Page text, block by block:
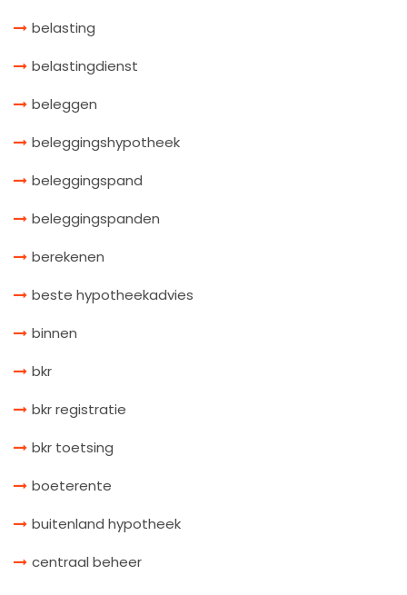
belasting
belastingdienst
beleggen
beleggingshypotheek
beleggingspand
beleggingspanden
berekenen
beste hypotheekadvies
binnen
bkr
bkr registratie
bkr toetsing
boeterente
buitenland hypotheek
centraal beheer